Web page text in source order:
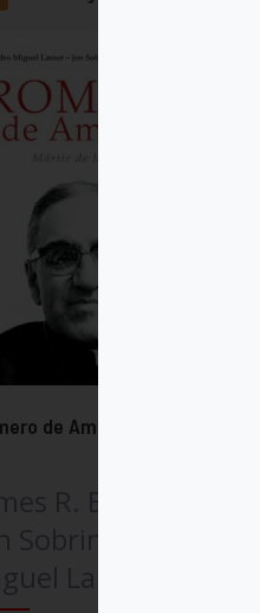
de América. Nueva edición